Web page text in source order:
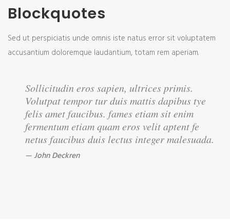
Blockquotes
Sed ut perspiciatis unde omnis iste natus error sit voluptatem
accusantium doloremque laudantium, totam rem aperiam.
Sollicitudin eros sapien, ultrices primis.
Volutpat tempor tur duis mattis dapibus tye
felis amet faucibus. fames etiam sit enim
fermentum etiam quam eros velit aptent fe
netus faucibus duis lectus integer malesuada.
John Deckren